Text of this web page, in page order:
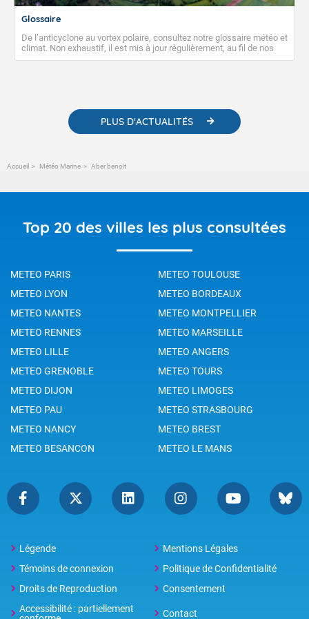
Glossaire
De l’anticyclone au vortex polaire, consultez notre glossaire météo et
climat. Non exhaustif, il est mis à jour régulièrement, au fil de nos
publications. Vous y trouverez également des liens utiles vers nos
PLUS D'ACTUALITÉS
Accueil Météo Marine Aber benoit
Top 20 des villes les plus consultées
METEO PARIS
METEO TOULOUSE
METEO LYON
METEO BORDEAUX
METEO NANTES
METEO MONTPELLIER
METEO RENNES
METEO MARSEILLE
METEO LILLE
METEO ANGERS
METEO GRENOBLE
METEO TOURS
METEO DIJON
METEO LIMOGES
METEO PAU
METEO STRASBOURG
METEO NANCY
METEO BREST
METEO BESANCON
METEO LE MANS
Légende
Mentions Légales
Témoins de connexion
Politique de Confidentialité
Droits de Reproduction
Consentement
Accessibilité : partiellement
Contact